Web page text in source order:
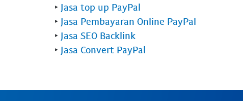
‣ Jasa top up PayPal
‣ Jasa Pembayaran Online PayPal
‣ Jasa SEO Backlink
‣ Jasa Convert PayPal